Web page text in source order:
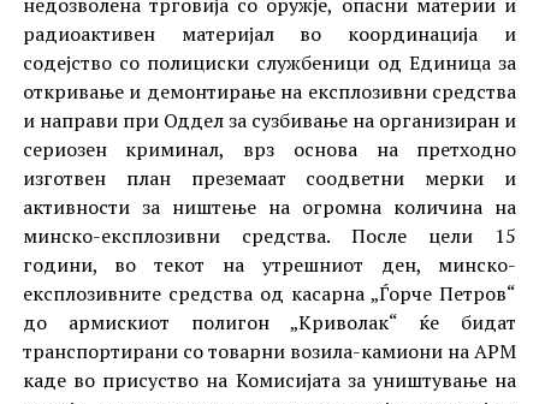
радиоактивен материјал во координација и
содејство со полициски службеници од Единица за
откривање и демонтирање на експлозивни средства
и направи при Оддел за сузбивање на организиран и
сериозен криминал, врз основа на претходно
изготвен план преземаат соодветни мерки и
активности за ништење на огромна количина на
минско-експлозивни средства. После цели 15
години, во текот на утрешниот ден, минско-
експлозивните средства од касарна „Ѓорче Петров“
до армискиот полигон „Криволак“ ќе бидат
транспортирани со товарни возила-камиони на АРМ
каде во присуство на Комисијата за уништување на